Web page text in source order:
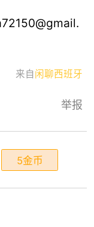
来自 闲聊西班牙
举报
5金币